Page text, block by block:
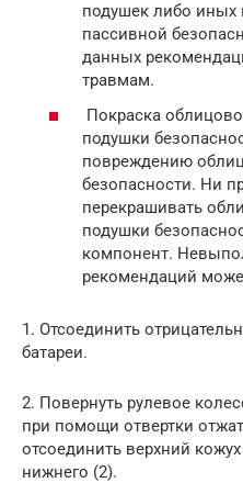
подушек либо иных
пассивной
данных
травмам.
Покраска
подушки
повреждению
безопасности. Ни
перекрашивать
подушки
компонент.
рекомендаций
1. Отсоединить
батареи.
2. Повернуть рулевое
при помощи отвертки
отсоединить верхний
нижнего (2).